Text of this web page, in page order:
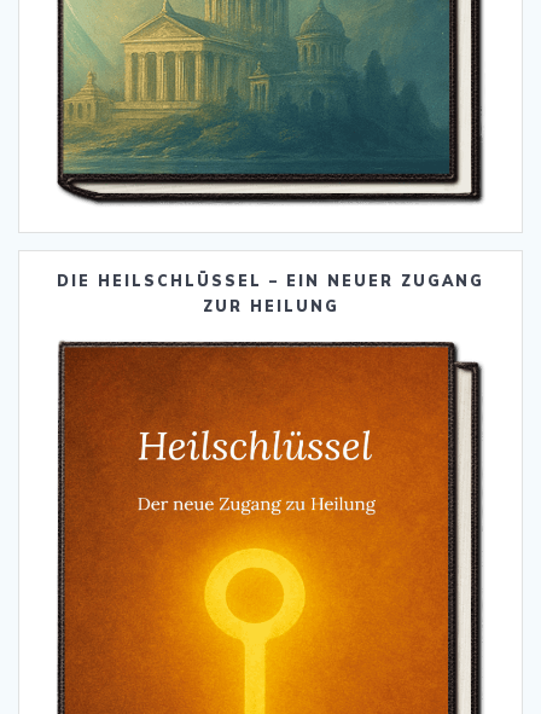
DIE HEILSCHLÜSSEL – EIN NEUER ZUGANG
ZUR HEILUNG